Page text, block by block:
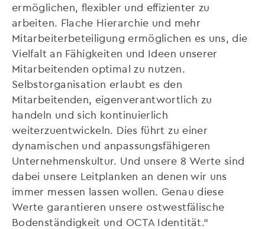
ermöglichen, flexibler und effizienter zu
arbeiten. Flache Hierarchie und mehr
Mitarbeiterbeteiligung ermöglichen es uns, die
Vielfalt an Fähigkeiten und Ideen unserer
Mitarbeitenden optimal zu nutzen.
Selbstorganisation erlaubt es den
Mitarbeitenden, eigenverantwortlich zu
handeln und sich kontinuierlich
weiterzuentwickeln. Dies führt zu einer
dynamischen und anpassungsfähigeren
Unternehmenskultur. Und unsere 8 Werte sind
dabei unsere Leitplanken an denen wir uns
immer messen lassen wollen. Genau diese
Werte garantieren unsere ostwestfälische
Bodenständigkeit und OCTA Identität.“